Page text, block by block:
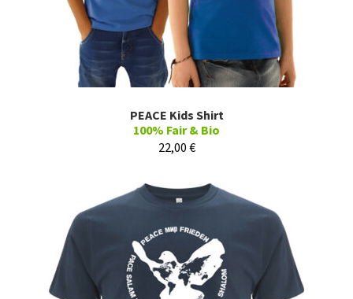
PEACE Kids Shirt
100% Fair & Bio
22,00 €